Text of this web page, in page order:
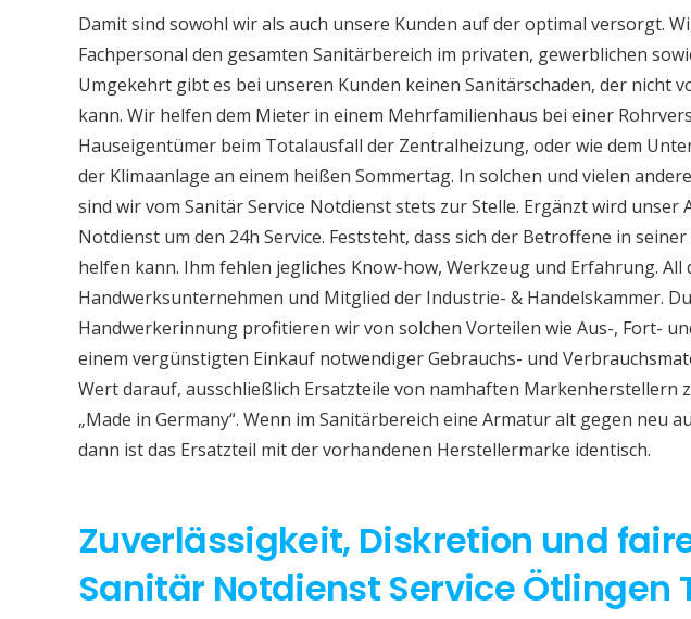
Damit sind sowohl wir als auch unsere Kunden auf der optimal versorgt.
Fachpersonal den gesamten Sanitärbereich im privaten, gewerblichen
Umgekehrt gibt es bei unseren Kunden keinen Sanitärschaden, der nicht
kann. Wir helfen dem Mieter in einem Mehrfamilienhaus bei einer
Hauseigentümer beim Totalausfall der Zentralheizung, oder wie dem
der Klimaanlage an einem heißen Sommertag. In solchen und vielen
sind wir vom Sanitär Service Notdienst stets zur Stelle. Ergänzt wird unser
Notdienst um den 24h Service. Feststeht, dass sich der Betroffene in
helfen kann. Ihm fehlen jegliches Know-how, Werkzeug und Erfahrung. All
Handwerksunternehmen und Mitglied der Industrie- & Handelskammer.
Handwerkerinnung profitieren wir von solchen Vorteilen wie Aus-, Fort-
einem vergünstigten Einkauf notwendiger Gebrauchs- und
Wert darauf, ausschließlich Ersatzteile von namhaften Markenherstellern
„Made in Germany“. Wenn im Sanitärbereich eine Armatur alt gegen neu
dann ist das Ersatzteil mit der vorhandenen Herstellermarke identisch.
Zuverlässigkeit, Diskretion und
Sanitär Notdienst Service Ötlingen